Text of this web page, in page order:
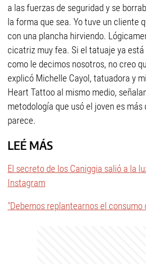
a las fuerzas de seguridad y se
la forma que sea. Yo tuve un cliente
con una plancha hirviendo.
cicatriz muy fea. Si el tatuaje ya está
como le decimos nosotros, no creo
explicó Michelle Cayol, tatuadora y
Heart Tattoo al mismo medio,
metodología que usó el joven es más
parece.
LEÉ MÁS
El secreto de los Caniggia salió a la
Instagram
"Debemos replantearnos el consumo